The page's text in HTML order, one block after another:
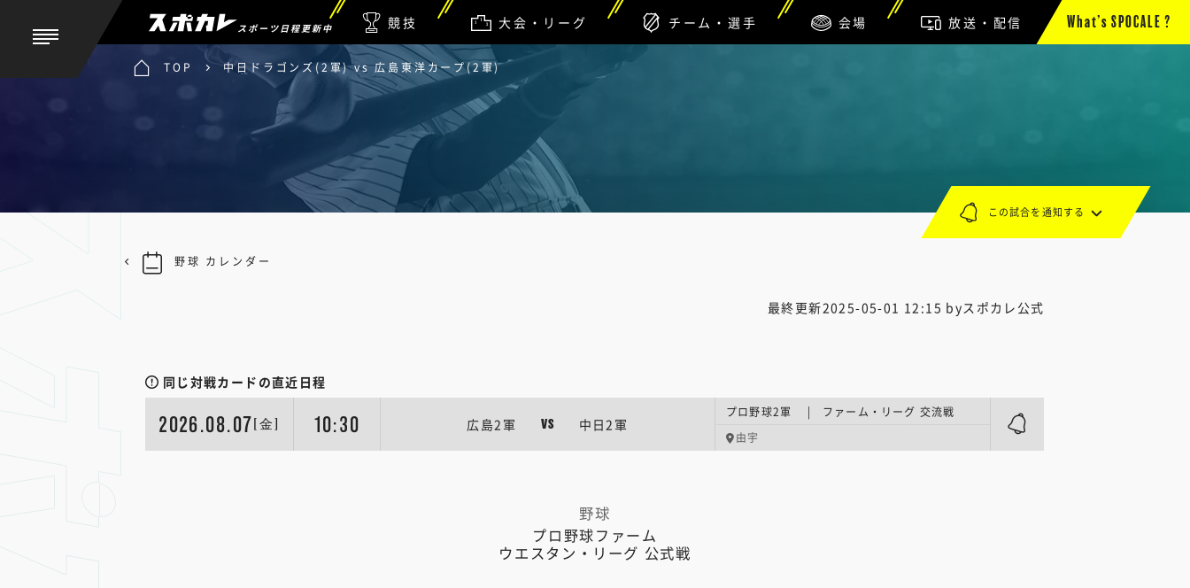
スポーツ日程更新中 競技 大会・リーグ チーム・選手 会場 放送・配信 What’s SPOCALE ?
TOP 中日ドラゴンズ(2軍) vs 広島東洋カープ(2軍)
最終更新2025-05-01 12:15 byスポカレ公式
同じ対戦カードの直近日程
2026.08.07 [金] 10:30 広島2軍 VS 中日2軍
プロ野球2軍 | ファーム・リーグ 交流戦
由宇
野球
プロ野球ファーム
ウエスタン・リーグ 公式戦
この試合を通知する
野球 カレンダー